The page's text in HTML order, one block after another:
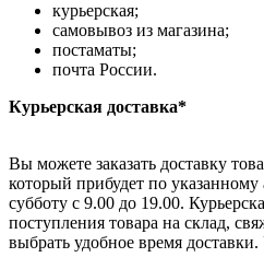
курьерская;
самовывоз из магазина;
постаматы;
почта России.
Курьерская доставка*
Вы можете заказать доставку
который прибудет по указанному
субботу с 9.00 до 19.00.
поступления товара на склад,
выбрать удобное время